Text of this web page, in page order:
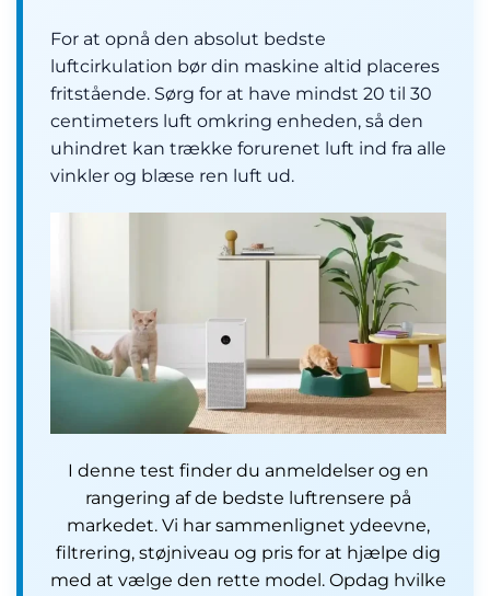
For at opnå den absolut bedste
luftcirkulation bør din maskine altid placeres
fritstående. Sørg for at have mindst 20 til 30
centimeters luft omkring enheden, så den
uhindret kan trække forurenet luft ind fra alle
vinkler og blæse ren luft ud.
I denne test finder du anmeldelser og en
rangering af de bedste luftrensere på
markedet. Vi har sammenlignet ydeevne,
filtrering, støjniveau og pris for at hjælpe dig
med at vælge den rette model. Opdag hvilke